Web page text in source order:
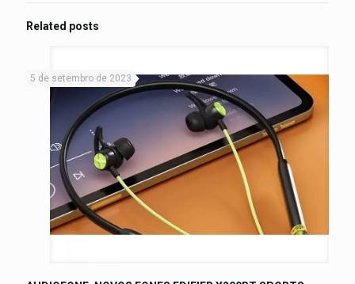
Related posts
5 de setembro de 2023